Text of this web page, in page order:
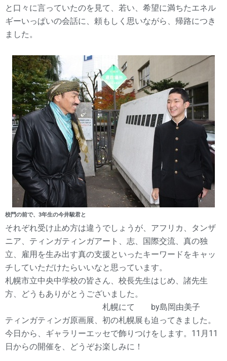
と口々に言っていたのを見て、若い、希望に満ちたエネル
ギーいっぱいの会話に、頼もしく思いながら、帰路につき
ました。
校門の前で、3年生の今井駿君と
それぞれ受け止め方は違うでしょうが、アフリカ、タンザ
ニア、ティンガティンガアート、志、国際交流、真の独
立、雇用を生み出す真の支援といったキーワードをキャッ
チしていただけたらいいなと思っています。
札幌市立中央中学校の皆さん、校長先生はじめ、諸先生
方、どうもありがとうございました。
札幌にて by島岡由美子
ティンガティンガ原画展、初の札幌展も迫ってきました。
今日から、ギャラリーエッセで飾りつけをします。11月11
日からの開催を、どうぞお楽しみに！